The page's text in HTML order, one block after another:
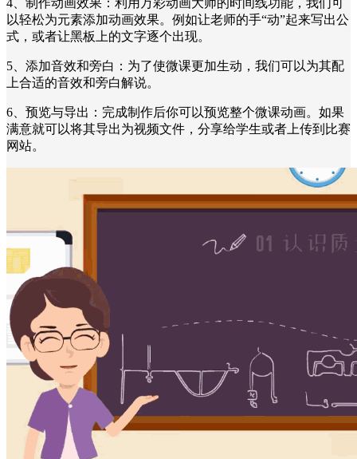
以轻松为元素添加动画效果。例如让老师的手“动”起来写出公
式，或者让黑板上的文字逐个出现。
5、添加音效和旁白：为了使微课更加生动，我们可以为其配
上合适的音效和旁白解说。
6、预览与导出：完成制作后你可以预览整个微课动画。如果
满意就可以将其导出为视频文件，分享给学生或者上传到比赛
网站。